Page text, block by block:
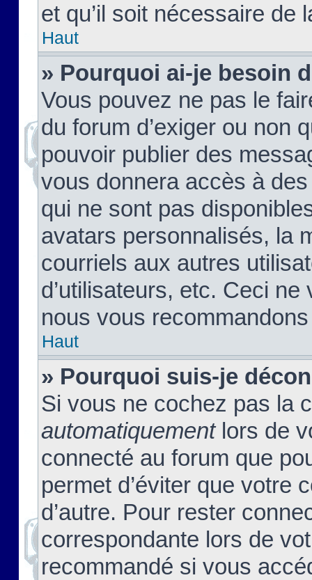
et qu’il soit nécessaire de
Haut
» Pourquoi ai-je besoin
Vous pouvez ne pas le
du forum d’exiger ou non
pouvoir publier des
vous donnera accès à
qui ne sont pas
avatars personnalisés, la
courriels aux autres
d’utilisateurs, etc. Ceci
nous vous
Haut
» Pourquoi suis-je
Si vous ne cochez pas la
automatiquementlors de
connecté au forum que
permet d’éviter que votre
d’autre. Pour rester
correspondante lors de
recommandé si vous